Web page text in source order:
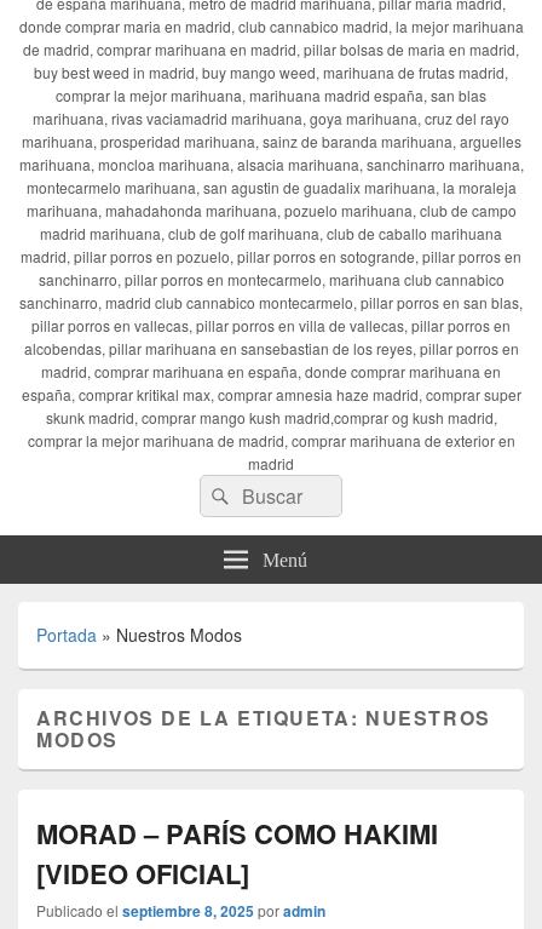
donde comprar maria en madrid, club cannabico madrid, la mejor marihuana
de madrid, comprar marihuana en madrid, pillar bolsas de maria en madrid,
buy best weed in madrid, buy mango weed, marihuana de frutas madrid,
comprar la mejor marihuana, marihuana madrid españa, san blas
marihuana, rivas vaciamadrid marihuana, goya marihuana, cruz del rayo
marihuana, prosperidad marihuana, sainz de baranda marihuana, arguelles
marihuana, moncloa marihuana, alsacia marihuana, sanchinarro marihuana,
montecarmelo marihuana, san agustin de guadalix marihuana, la moraleja
marihuana, mahadahonda marihuana, pozuelo marihuana, club de campo
madrid marihuana, club de golf marihuana, club de caballo marihuana
madrid, pillar porros en pozuelo, pillar porros en sotogrande, pillar porros en
sanchinarro, pillar porros en montecarmelo, marihuana club cannabico
sanchinarro, madrid club cannabico montecarmelo, pillar porros en san blas,
pillar porros en vallecas, pillar porros en villa de vallecas, pillar porros en
alcobendas, pillar marihuana en sansebastian de los reyes, pillar porros en
madrid, comprar marihuana en españa, donde comprar marihuana en
españa, comprar kritikal max, comprar amnesia haze madrid, comprar super
skunk madrid, comprar mango kush madrid,comprar og kush madrid,
comprar la mejor marihuana de madrid, comprar marihuana de exterior en
madrid
Buscar
por:
Buscar
Menú
Portada » Nuestros Modos
ARCHIVOS DE LA ETIQUETA: NUESTROS
MODOS
MORAD – PARÍS COMO HAKIMI
[VIDEO OFICIAL]
Publicado el septiembre 8, 2025poradmin